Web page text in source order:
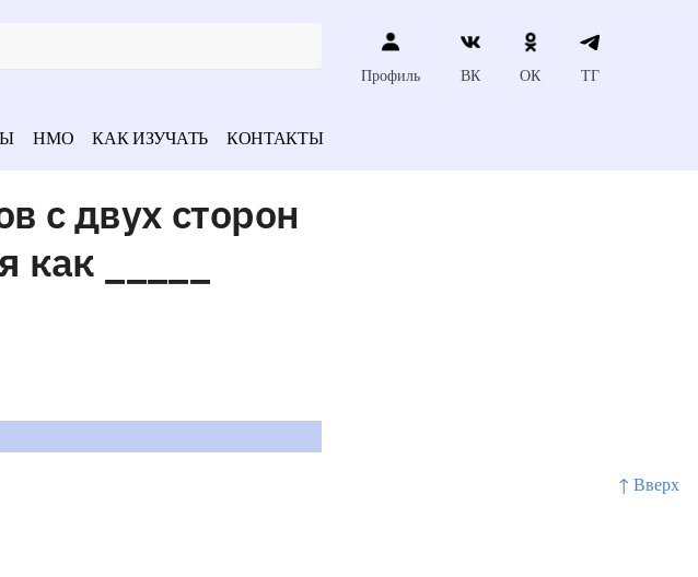
↑ Вверх
Профиль ВК ОК ТГ
НМО КАК ИЗУЧАТЬ КОНТАКТЫ
с двух сторон
_____